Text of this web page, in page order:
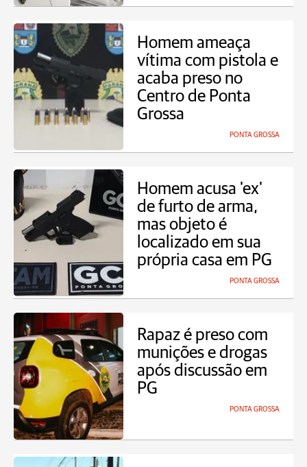
Homem ameaça
vítima com pistola e
acaba preso no
Centro de Ponta
Grossa
PONTA GROSSA
Homem acusa 'ex'
de furto de arma,
mas objeto é
localizado em sua
própria casa em PG
PONTA GROSSA
Rapaz é preso com
munições e drogas
após discussão em
PG
PONTA GROSSA